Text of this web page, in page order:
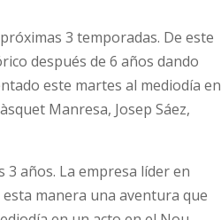
3 temporadas. De este
después de 6 años dando
este martes al mediodía en
Manresa, Josep Sáez,
años. La empresa líder en
manera una aventura que